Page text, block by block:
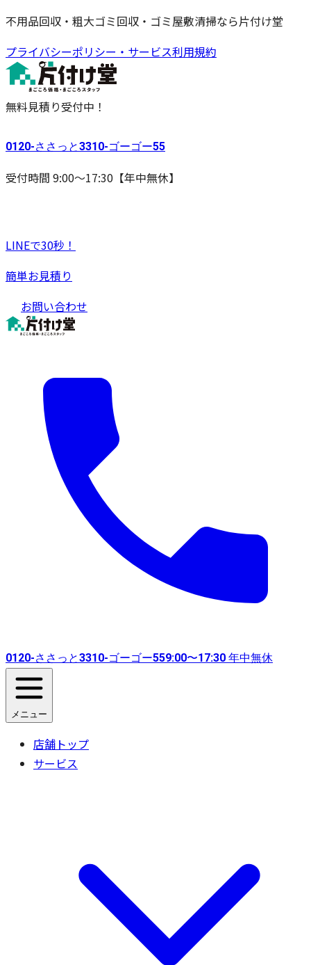
不用品回収・粗大ゴミ回収・ゴミ屋敷清掃なら片付け堂
プライバシーポリシー・サービス利用規約
無料見積り受付中！
0120-ささっと3310-ゴーゴー55
受付時間 9:00〜17:30【年中無休】
LINEで30秒！
簡単お見積り
お問い合わせ
0120-ささっと3310-ゴーゴー559:00〜17:30 年中無休
メニュー
店舗トップ
サービス